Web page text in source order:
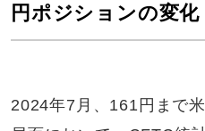
円ポジションの変化
2024年7月、161円まで